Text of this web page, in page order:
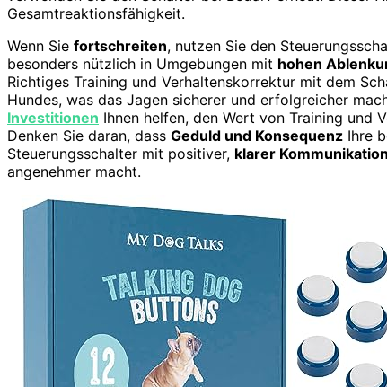
Gesamtreaktionsfähigkeit.
Wenn Sie fortschreiten, nutzen Sie den
besonders nützlich in Umgebungen mit hohen
Richtiges Training und Verhaltenskorrektur mit dem
Hundes, was das Jagen sicherer und erfolgreicher
Investitionen Ihnen helfen, den Wert von Training und
Denken Sie daran, dass Geduld und Konsequenz Ihre
Steuerungsschalter mit positiver, klarer Kommunikation
angenehmer macht.